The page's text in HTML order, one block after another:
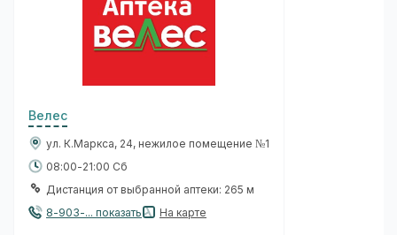
Велес
ул. К.Маркса, 24, нежилое помещение №1
08:00-21:00 Сб
Дистанция от выбранной аптеки: 265 м
8-903-... показать
На карте